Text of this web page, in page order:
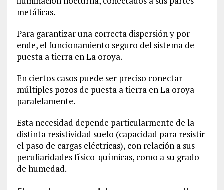
metálicas.
Para garantizar una correcta dispersión y por
ende, el funcionamiento seguro del sistema de
puesta a tierra en La oroya.
En ciertos casos puede ser preciso conectar
múltiples pozos de puesta a tierra en La oroya
paralelamente.
Esta necesidad depende particularmente de la
distinta resistividad suelo (capacidad para resistir
el paso de cargas eléctricas), con relación a sus
peculiaridades físico-químicas, como a su grado
de humedad.